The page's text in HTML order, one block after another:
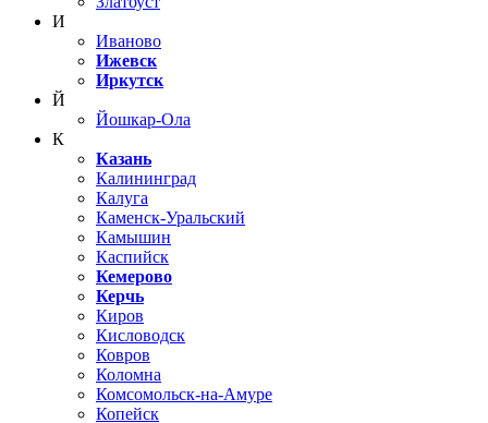
И
Иваново
Ижевск
Иркутск
Й
Йошкар-Ола
К
Казань
Калининград
Калуга
Каменск-Уральский
Камышин
Каспийск
Кемерово
Керчь
Киров
Кисловодск
Ковров
Коломна
Комсомольск-на-Амуре
Копейск